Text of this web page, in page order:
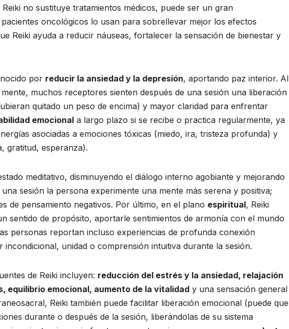
no sustituye tratamientos médicos, puede ser un gran
oncológicos lo usan para sobrellevar mejor los efectos
Reiki ayuda a reducir náuseas, fortalecer la sensación de bienestar y
por reducir la ansiedad y la depresión, aportando paz interior. Al
muchos receptores sienten después de una sesión una liberación
quitado un peso de encima) y mayor claridad para enfrentar
emocional a largo plazo si se recibe o practica regularmente, ya
asociadas a emociones tóxicas (miedo, ira, tristeza profunda) y
gratitud, esperanza).
meditativo, disminuyendo el diálogo interno agobiante y mejorando
sesión la persona experimente una mente más serena y positiva;
de pensamiento negativos. Por último, en el plano espiritual, Reiki
sentido de propósito, aportarle sentimientos de armonía con el mundo
personas reportan incluso experiencias de profunda conexión
incondicional, unidad o comprensión intuitiva durante la sesión.
de Reiki incluyen: reducción del estrés y la ansiedad, relajación
equilibrio emocional, aumento de la vitalidad y una sensación general
Reiki también puede facilitar liberación emocional (puede que
durante o después de la sesión, liberándolas de su sistema